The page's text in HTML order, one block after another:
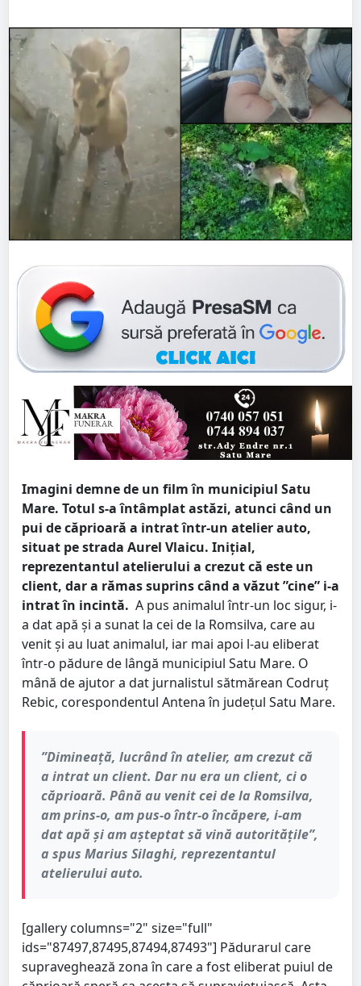
Imagini demne de un film în municipiul Satu
Mare. Totul s-a întâmplat astăzi, atunci când un
pui de căprioară a intrat într-un atelier auto,
situat pe strada Aurel Vlaicu. Inițial,
reprezentantul atelierului a crezut că este un
client, dar a rămas suprins când a văzut ”cine” i-a
intrat în incintă. A pus animalul într-un loc sigur, i-
a dat apă și a sunat la cei de la Romsilva, care au
venit și au luat animalul, iar mai apoi l-au eliberat
într-o pădure de lângă municipiul Satu Mare. O
mână de ajutor a dat jurnalistul sătmărean Codruț
Rebic, corespondentul Antena în județul Satu Mare.
”Dimineață, lucrând în atelier, am crezut că
a intrat un client. Dar nu era un client, ci o
căprioară. Până au venit cei de la Romsilva,
am prins-o, am pus-o într-o încăpere, i-am
dat apă și am așteptat să vină autoritățile”,
a spus Marius Silaghi, reprezentantul
atelierului auto.
[gallery columns="2" size="full"
ids="87497,87495,87494,87493"] Pădurarul care
supraveghează zona în care a fost eliberat puiul de